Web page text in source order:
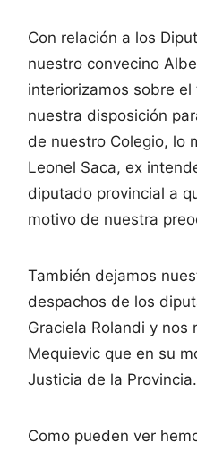
Con relación a los
nuestro convecino
interiorizamos sobre
nuestra disposición
de nuestro Colegio, lo
Leonel Saca, ex
diputado provincial a
motivo de nuestra
También dejamos
despachos de los
Graciela Rolandi y nos
Mequievic que en su
Justicia de la Provincia.
Como pueden ver